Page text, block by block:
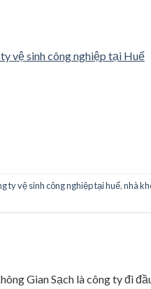
vệ sinh công nghiệp tại Huế
ty vệ sinh công nghiệp tại huế,nhà
Gian Sạch là công ty đi